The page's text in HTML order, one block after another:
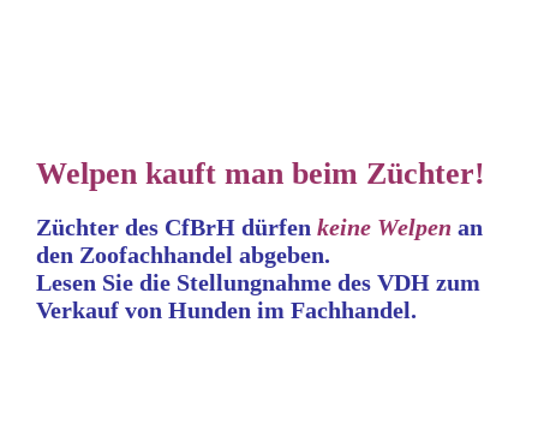
Welpen kauft man beim Züchter!
Züchter des CfBrH dürfen keine Welpen an
den Zoofachhandel abgeben.
Lesen Sie die Stellungnahme des VDH zum
Verkauf von Hunden im Fachhandel.